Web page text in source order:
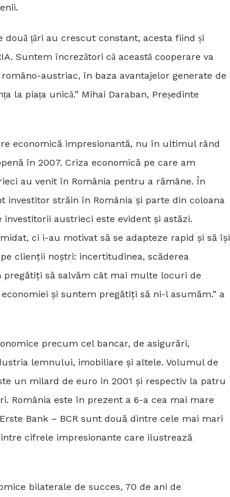
țări au crescut constant, acesta fiind și
Suntem încrezători că această cooperare va
austriac, în baza avantajelor generate de
la piața unică.” Mihai Daraban, Președinte
economică impresionantă, nu în ultimul rând
în 2007. Criza economică pe care am
au venit în România pentru a rămâne. În
străin în România și parte din coloana
austrieci este evident și astăzi.
ci i-au motivat să se adapteze rapid și să își
clienții noștri: incertitudinea, scăderea
pregătiți să salvăm cât mai multe locuri de
și suntem pregătiți să ni-l asumăm.” a
precum cel bancar, de asigurări,
lemnului, imobiliare și altele. Volumul de
un milard de euro in 2001 și respectiv la patru
România este în prezent a 6-a cea mai mare
Bank – BCR sunt două dintre cele mai mari
cifrele impresionante care ilustrează
bilaterale de succes, 70 de ani de